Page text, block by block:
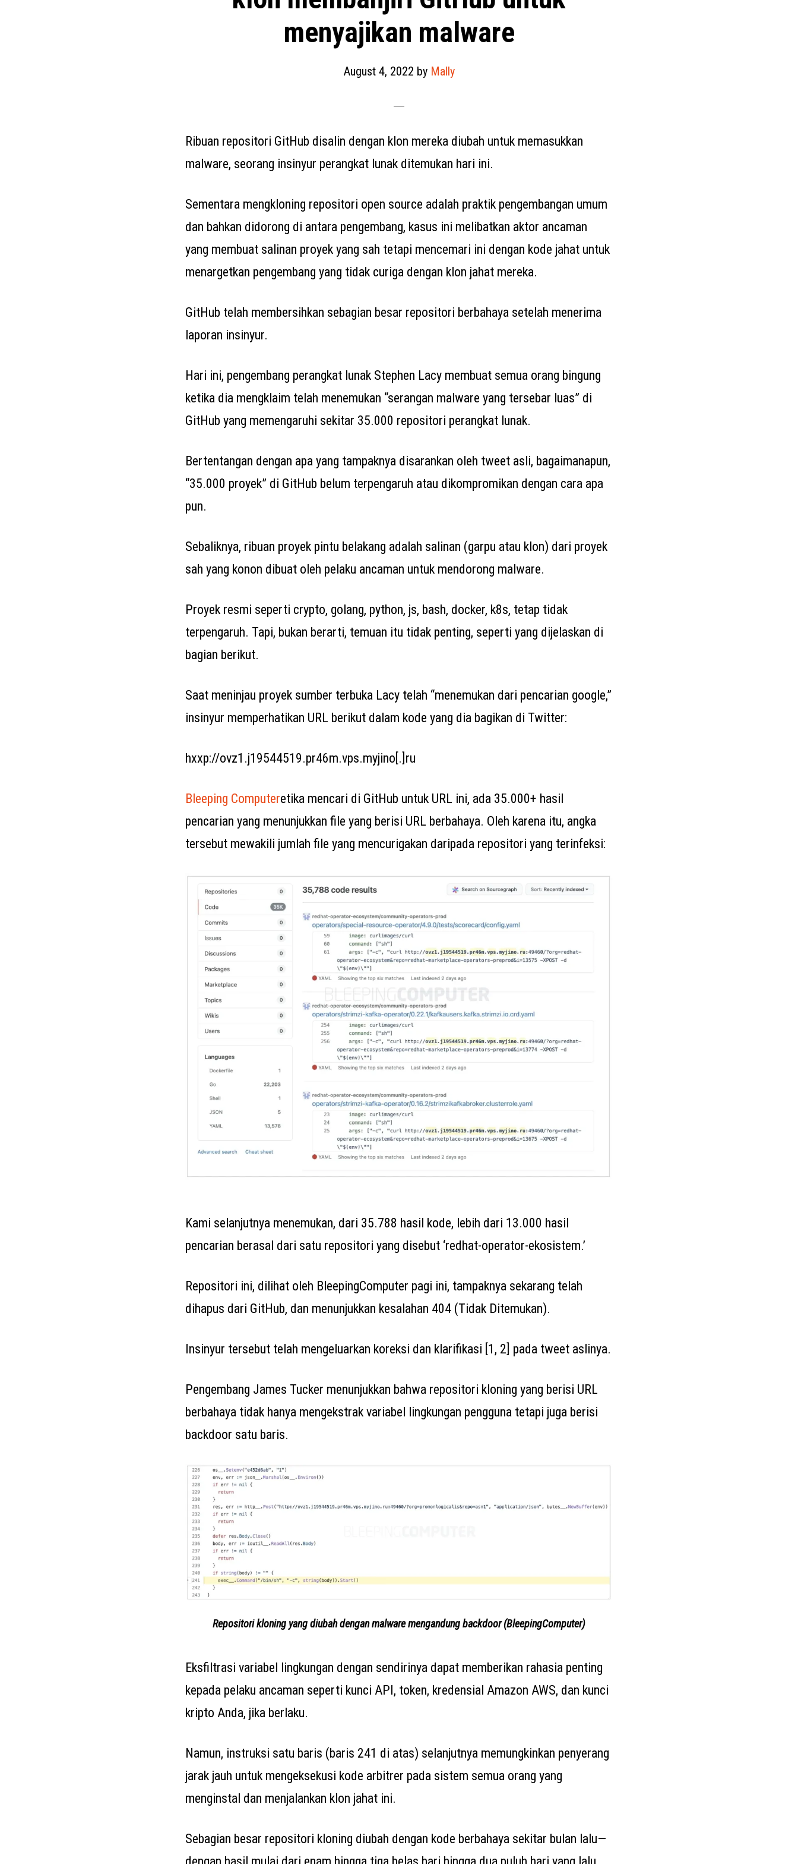
menyajikan malware
August 4, 2022 by Mally
Ribuan repositori GitHub disalin dengan klon mereka diubah untuk memasukkan
malware, seorang insinyur perangkat lunak ditemukan hari ini.
Sementara mengkloning repositori open source adalah praktik pengembangan umum
dan bahkan didorong di antara pengembang, kasus ini melibatkan aktor ancaman
yang membuat salinan proyek yang sah tetapi mencemari ini dengan kode jahat untuk
menargetkan pengembang yang tidak curiga dengan klon jahat mereka.
GitHub telah membersihkan sebagian besar repositori berbahaya setelah menerima
laporan insinyur.
Hari ini, pengembang perangkat lunak Stephen Lacy membuat semua orang bingung
ketika dia mengklaim telah menemukan “serangan malware yang tersebar luas” di
GitHub yang memengaruhi sekitar 35.000 repositori perangkat lunak.
Bertentangan dengan apa yang tampaknya disarankan oleh tweet asli, bagaimanapun,
“35.000 proyek” di GitHub belum terpengaruh atau dikompromikan dengan cara apa
pun.
Sebaliknya, ribuan proyek pintu belakang adalah salinan (garpu atau klon) dari proyek
sah yang konon dibuat oleh pelaku ancaman untuk mendorong malware.
Proyek resmi seperti crypto, golang, python, js, bash, docker, k8s, tetap tidak
terpengaruh. Tapi, bukan berarti, temuan itu tidak penting, seperti yang dijelaskan di
bagian berikut.
Saat meninjau proyek sumber terbuka Lacy telah “menemukan dari pencarian google,”
insinyur memperhatikan URL berikut dalam kode yang dia bagikan di Twitter:
hxxp://ovz1.j19544519.pr46m.vps.myjino[.]ru
Bleeping Computeretika mencari di GitHub untuk URL ini, ada 35.000+ hasil
pencarian yang menunjukkan file yang berisi URL berbahaya. Oleh karena itu, angka
tersebut mewakili jumlah file yang mencurigakan daripada repositori yang terinfeksi:
Kami selanjutnya menemukan, dari 35.788 hasil kode, lebih dari 13.000 hasil
pencarian berasal dari satu repositori yang disebut ‘redhat-operator-ekosistem.’
Repositori ini, dilihat oleh BleepingComputer pagi ini, tampaknya sekarang telah
dihapus dari GitHub, dan menunjukkan kesalahan 404 (Tidak Ditemukan).
Insinyur tersebut telah mengeluarkan koreksi dan klarifikasi [1, 2] pada tweet aslinya.
Pengembang James Tucker menunjukkan bahwa repositori kloning yang berisi URL
berbahaya tidak hanya mengekstrak variabel lingkungan pengguna tetapi juga berisi
backdoor satu baris.
Repositori kloning yang diubah dengan malware mengandung backdoor (BleepingComputer)
Eksfiltrasi variabel lingkungan dengan sendirinya dapat memberikan rahasia penting
kepada pelaku ancaman seperti kunci API, token, kredensial Amazon AWS, dan kunci
kripto Anda, jika berlaku.
Namun, instruksi satu baris (baris 241 di atas) selanjutnya memungkinkan penyerang
jarak jauh untuk mengeksekusi kode arbitrer pada sistem semua orang yang
menginstal dan menjalankan klon jahat ini.
Sebagian besar repositori kloning diubah dengan kode berbahaya sekitar bulan lalu—